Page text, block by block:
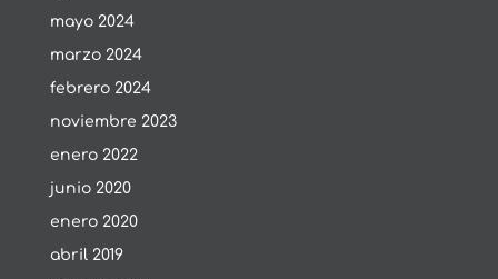
mayo 2024
marzo 2024
febrero 2024
noviembre 2023
enero 2022
junio 2020
enero 2020
abril 2019